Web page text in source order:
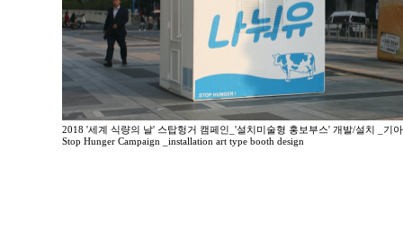
2018 '세계 식량의 날' 스탑헝거 캠페인_'설치미술형 홍보부스' 개발/설치 _기
Stop Hunger Campaign _installation art type booth design